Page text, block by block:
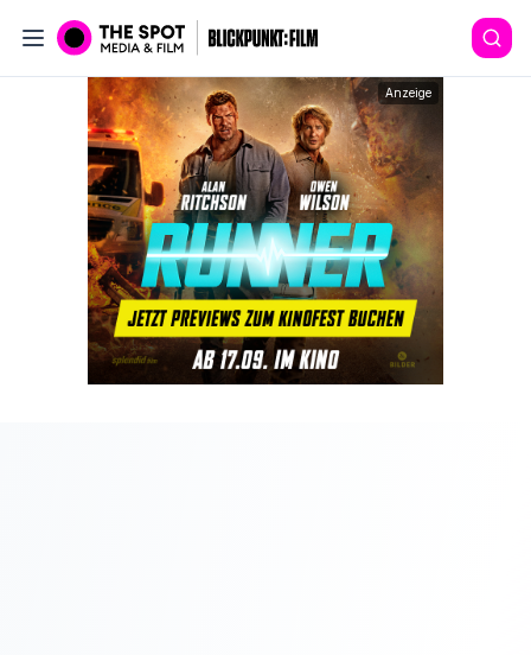
Anzeige